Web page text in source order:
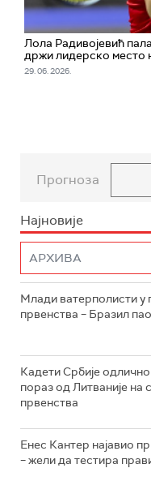
Лола Радивојевић
држи лидерско место
29. 06. 2026.
Прогноза
Најновије
Mлади ватерполисти
првенства – Бразил
Кадети Србије
пораз од Литваније на
првенства
Енес Кантер најавио
– жели да тестира